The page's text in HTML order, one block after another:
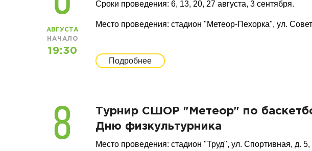
АВГУСТА
НАЧАЛО
19:30
Сроки проведения: 6, 13, 20, 27 августа, 3 сентября.
Место проведения: стадион "Метеор-Пехорка", ул.
Подробнее
8
Турнир СШОР "Метеор" по
Дню физкультурника
Место проведения: стадион "Труд", ул. Спортивная, д. 5,